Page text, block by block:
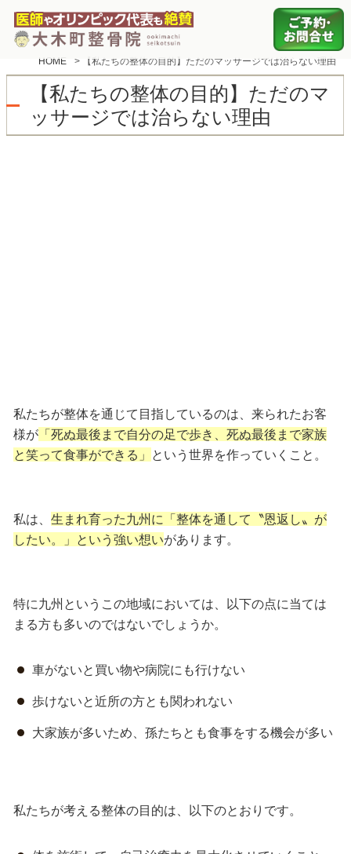
HOME > 【私たちの整体の目的】ただのマッサージでは治らない理由
【私たちの整体の目的】ただのマ
ッサージでは治らない理由
私たちが整体を通じて目指しているのは、来られたお客
様が「死ぬ最後まで自分の足で歩き、死ぬ最後まで家族
と笑って食事ができる」
という世界を作っていくこと。
私は、 生まれ育った九州に「整体を通して〝恩返し〟が
したい。」という強い想いがあります。
特に九州というこの地域においては、以下の点に当ては
まる方も多いのではないでしょうか。
車がないと買い物や病院にも行けない
歩けないと近所の方とも関われない
大家族が多いため、孫たちとも食事をする機会が多い
私たちが考える整体の目的は、以下のとおりです。